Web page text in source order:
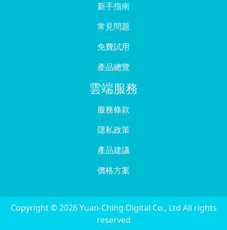
新手指南
常見問題
免費試用
產品總覽
雲端服務
服務條款
隱私政策
產品建議
價格方案
Copyright © 2026 Yuan-Ching Digital Co., Ltd All rights
reserved